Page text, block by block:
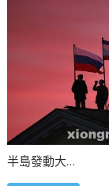
半島發動大…